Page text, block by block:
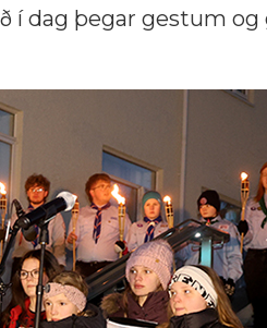
dag þegar gestum og